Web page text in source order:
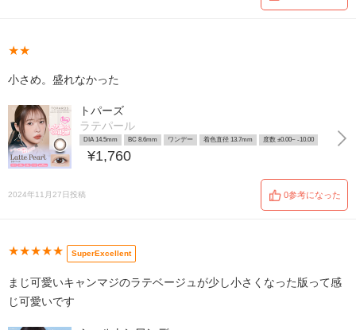
★★
小さめ。盛れなかった
トパーズ
ラテパール
DIA 14.5mm BC 8.6mm ワンデー 着色直径 13.7mm 度数 ±0.00~ -10.00
¥1,760
2024年11月27日投稿 0参考になった
★★★★★ SuperExcellent
まじ可愛いキャンマジのラテベージュが少し小さくなった版って感
じ可愛いです